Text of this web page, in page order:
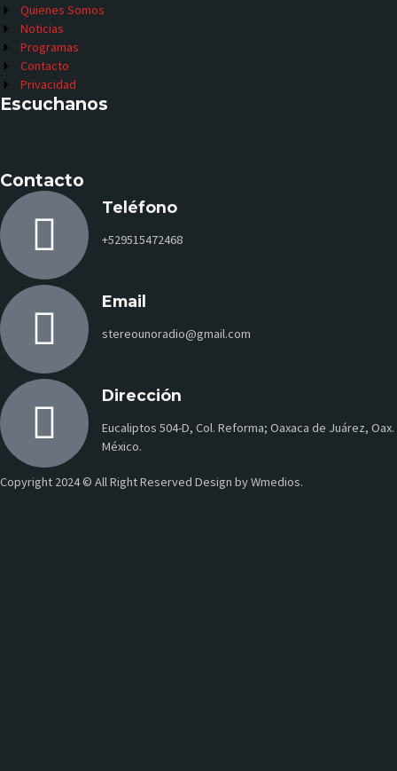
Quienes Somos
Noticias
Programas
Contacto
Privacidad
Escuchanos
Contacto
Teléfono
+529515472468
Email
stereounoradio@gmail.com
Dirección
Eucaliptos 504-D, Col. Reforma; Oaxaca de Juárez, Oax.
México.
Copyright 2024 © All Right Reserved Design by Wmedios.